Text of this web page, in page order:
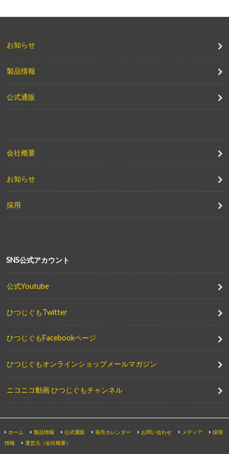
お知らせ
製品情報
公式通販
会社概要
お知らせ
採用
SNS公式アカウント
公式Youtube
ひつじぐもTwitter
ひつじぐもFacebookページ
ひつじぐもオンラインショップメールマガジン
ニコニコ動画 ひつじぐもチャンネル
ホーム 製品情報 公式通販 発売カレンダー お問い合わせ メディア
採用
情報
運営元（会社概要）